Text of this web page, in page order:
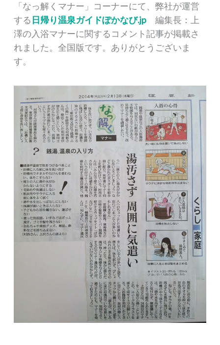
「なっ解くマナー」コーナーにて、弊社が運営
する 日帰り温泉ガイドぽかなび.jp編集長：上
澤の入浴マナーに関するコメント記事が掲載さ
れました。全国版です。ありがとうございま
す。